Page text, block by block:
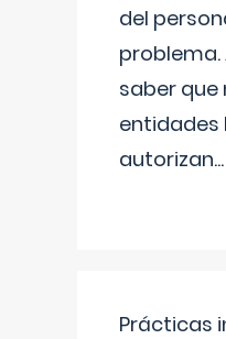
del
problema.
saber que
entidades
autorizan...
Prácticas